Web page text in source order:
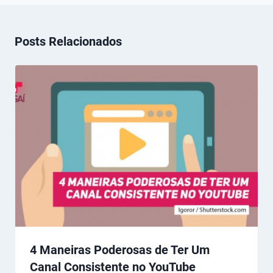
Posts Relacionados
4 Maneiras Poderosas de Ter Um
Canal Consistente no YouTube